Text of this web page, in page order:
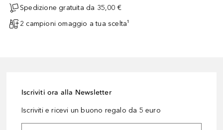
Spedizione gratuita da 35,00 €
2 campioni omaggio a tua scelta¹
Iscriviti ora alla Newsletter
Iscriviti e ricevi un buono regalo da 5 euro